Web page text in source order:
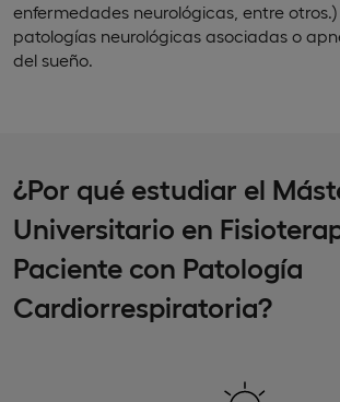
enfermedades neurológicas, entre
patologías neurológicas asociadas o
del sueño.
¿Por qué estudiar el
Universitario en
Paciente con Patología
Cardiorrespiratoria?